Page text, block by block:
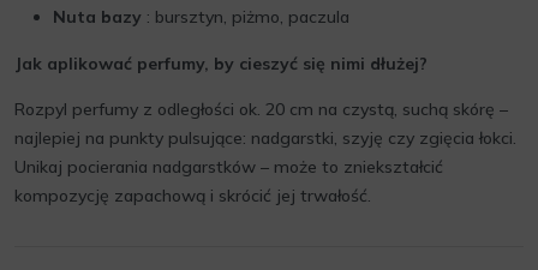
Nuta bazy : bursztyn, piżmo, paczula
Jak aplikować perfumy, by cieszyć się nimi dłużej?
Rozpyl perfumy z odległości ok. 20 cm na czystą, suchą skórę –
najlepiej na punkty pulsujące: nadgarstki, szyję czy zgięcia łokci.
Unikaj pocierania nadgarstków – może to zniekształcić
kompozycję zapachową i skrócić jej trwałość.